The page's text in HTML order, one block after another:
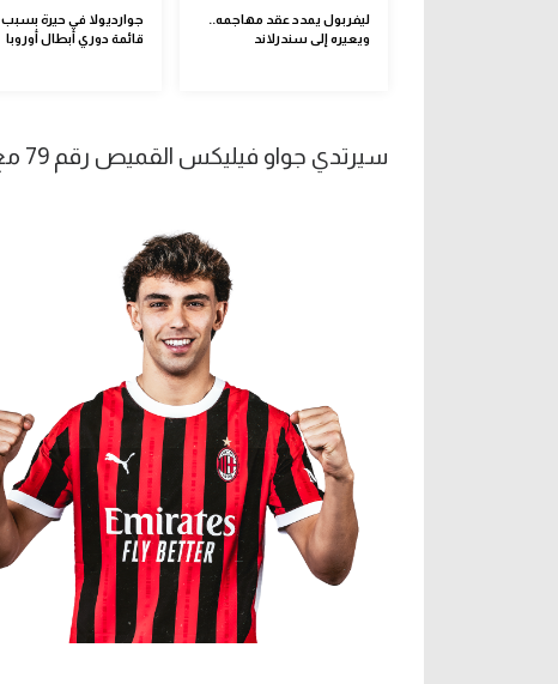
ليفربول يمدد عقد مهاجمه..
ويعيره إلى سندرلاند
جوارديولا في حيرة بسبب
قائمة دوري أبطال أوروبا
سيرتدي جواو فيليكس القميص رقم 79 مع الروسونيري.